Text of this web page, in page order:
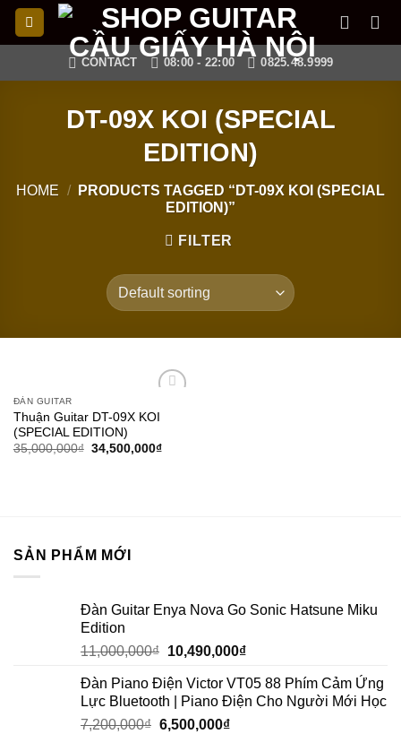
Skip
CONTACT 08:00 - 22:00 0825.48.9999
DT-09X KOI (SPECIAL
EDITION)
HOME /
PRODUCTS TAGGED “DT-09X KOI (SPECIAL
EDITION)”
FILTER
wishlist
ĐÀN GUITAR
Thuận Guitar DT-09X KOI
(SPECIAL EDITION)
35,000,000₫ 34,500,000₫
SẢN PHẨM MỚI
Đàn Guitar Enya Nova Go Sonic Hatsune Miku
Edition
11,000,000₫ 10,490,000₫
Đàn Piano Điện Victor VT05 88 Phím Cảm Ứng
Lực Bluetooth | Piano Điện Cho Người Mới Học
7,200,000₫ 6,500,000₫